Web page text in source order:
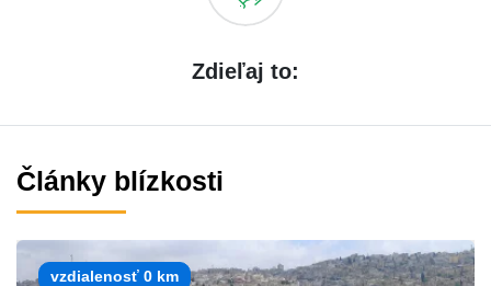
Zdieľaj to:
Články blízkosti
vzdialenosť 0 km